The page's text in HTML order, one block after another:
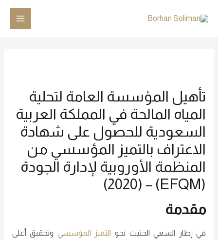
تأهيل المؤسسة العامة لتحلية
المياه المالحة في المملكة العربية
السعودية للحصول على شهادة
الاعتراف بالتميز المؤسسي من
المنظمة الأوروبية لإدارة الجودة
(EFQM) – (2020)
مقدمة
في إطار السعي الحثيث نحو التميز المؤسسي وتحقيق أعلى